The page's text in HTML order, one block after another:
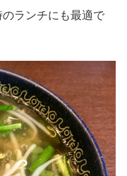
ランチにも最適で